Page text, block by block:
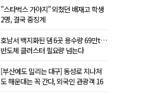
"스타벅스 가야지" 외쳤던 배재고 학생
2명, 결국 중징계
호남서 백지화된 댐 6곳 용수량 69만t…
반도체 클러스터 필요량 넘는다
[부산에도 밀리는 대구] 동성로 지나쳐
도 해운대는 꼭 간다, 외국인 관광객 16